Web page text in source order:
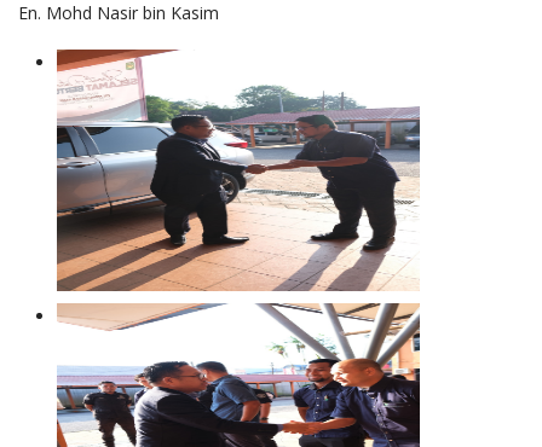
En. Mohd Nasir bin Kasim